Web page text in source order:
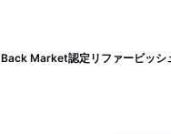
Back Market認定リファービッシ